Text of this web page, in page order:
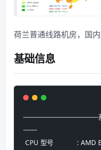
荷兰普通线路机房，国
基础信息
-------